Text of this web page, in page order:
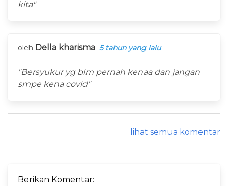
kita"
oleh Della kharisma 5 tahun yang lalu
"Bersyukur yg blm pernah kenaa dan jangan
smpe kena covid"
lihat semua komentar
Berikan Komentar: